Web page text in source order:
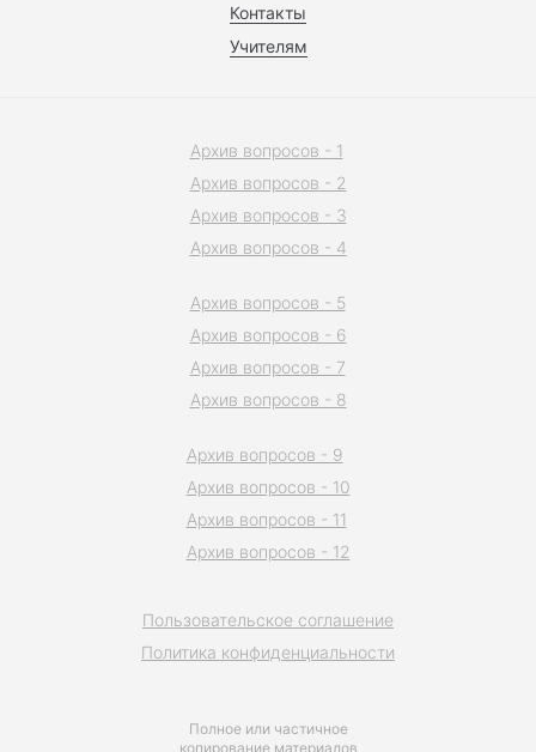
Контакты
Учителям
Полное или частичное
копирование материалов
Пользовательское соглашение
Политика конфиденциальности
Архив вопросов - 1
Архив вопросов - 2
Архив вопросов - 3
Архив вопросов - 4
Архив вопросов - 5
Архив вопросов - 6
Архив вопросов - 7
Архив вопросов - 8
Архив вопросов - 9
Архив вопросов - 10
Архив вопросов - 11
Архив вопросов - 12